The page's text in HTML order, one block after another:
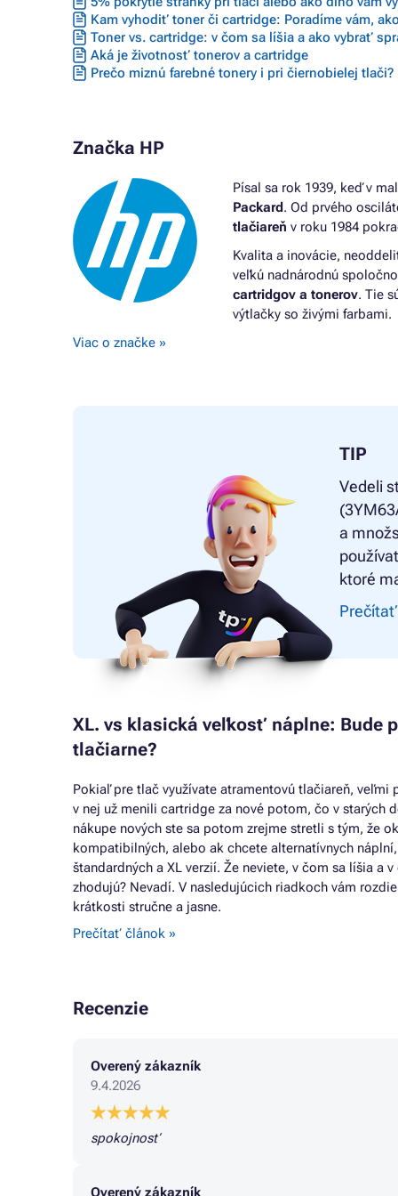
Farby HP DESKJET 2810E
Farby HP DESKJET 2820E ALL-IN-ONE
Farby HP DESKJET 2821E
Farby HP DESKJET 2822E
Farby HP DESKJET 2823E
Farby HP DESKJET 4122E ALL-IN-ONE
Farby HP DESKJET 4200 SERIES
Farby HP
Farby HP
Farby HP
Farby
Farby HP
Farby
Kam vyhodiť toner či cartridge: Poradíme vám,
Toner vs. cartridge: v čom sa líšia a ako vybrať
Aká je životnosť tonerov a cartridge
Prečo miznú farebné tonery i pri čiernobielej tlači?
Značka HP
Písal sa rok 1939, keď v
Packard. Od prvého
tlačiareň v roku 1984
Kvalita a inovácie,
veľkú nadnárodnú
cartridgov a tonerov. Tie
výtlačky so živými farbami.
Viac o značke »
TIP
Vedeli
a
ktoré
XL. vs klasická veľkosť náplne: Bude
tlačiarne?
Pokiaľ pre tlač využívate atramentovú tlačiareň, veľmi
v nej už menili cartridge za nové potom, čo v starých
nákupe nových ste sa potom zrejme stretli s tým, že
kompatibilných, alebo ak chcete alternatívnych
štandardných a XL verzií. Že neviete, v čom sa líšia a
zhodujú? Nevadí. V nasledujúcich riadkoch vám
krátkosti stručne a jasne.
Prečítať článok »
Recenzie
Overený zákazník
9.4.2026
spokojnosť
Overený zákazník